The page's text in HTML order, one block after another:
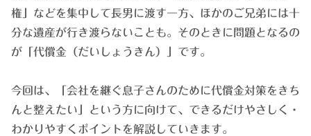
権」などを集中して長男に渡す一方、ほかのご兄弟には十
分な遺産が行き渡らないことも。そのときに問題となるの
が「代償金（だいしょうきん）」です。
今回は、「会社を継ぐ息子さんのために代償金対策をきち
んと整えたい」という方に向けて、できるだけやさしく・
わかりやすくポイントを解説していきます。